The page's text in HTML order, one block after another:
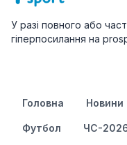
У разі повного або
гіперпосилання на
Головна Новини
Футбол ЧС-